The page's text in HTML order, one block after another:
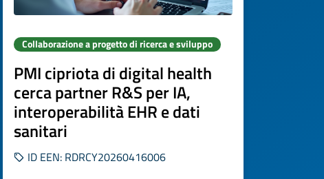
Collaborazione a progetto di ricerca e sviluppo
PMI cipriota di digital health
cerca partner R&S per IA,
interoperabilità EHR e dati
sanitari
ID EEN: RDRCY20260416006